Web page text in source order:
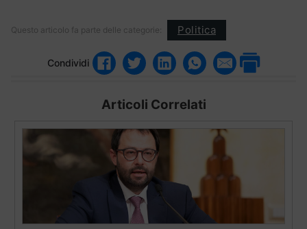
Questo articolo fa parte delle categorie: Politica
Condividi
Articoli Correlati